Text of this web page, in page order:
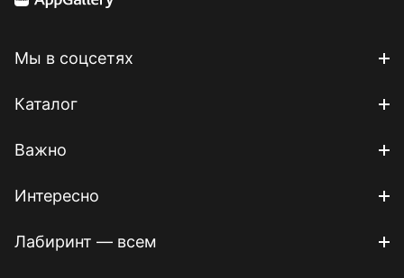
Мы в соцсетях
Каталог
Важно
Интересно
Лабиринт — всем